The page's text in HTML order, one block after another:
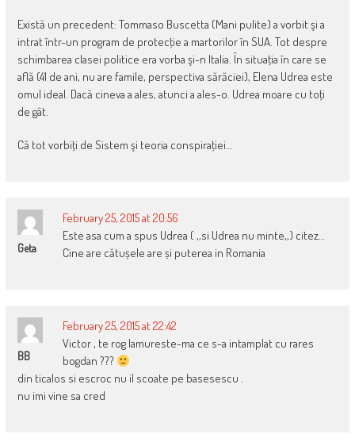
Există un precedent: Tommaso Buscetta (Mani pulite) a vorbit şi a
intrat într-un program de protecţie a martorilor în SUA. Tot despre
schimbarea clasei politice era vorba şi-n Italia. În situaţia în care se
află (41 de ani, nu are famile, perspectiva sărăciei), Elena Udrea este
omul ideal. Dacă cineva a ales, atunci a ales-o. Udrea moare cu toţi
de gât.
Că tot vorbiţi de Sistem şi teoria conspiraţiei…
Geta
February 25, 2015 at 20:56
Este asa cum a spus Udrea ( ,,si Udrea nu minte,,) citez…
Cine are cătușele are și puterea in Romania
BB
February 25, 2015 at 22:42
Victor , te rog lamureste-ma ce s-a intamplat cu rares
bogdan ???
din ticalos si escroc nu il scoate pe basesescu .
nu imi vine sa cred